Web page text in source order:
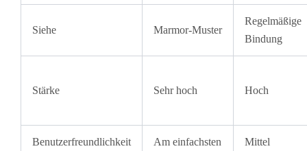
Siehe Marmor-Muster
Regelmäßige
Bindung
Stärke Sehr hoch Hoch
Benutzerfreundlichkeit Am einfachsten Mittel